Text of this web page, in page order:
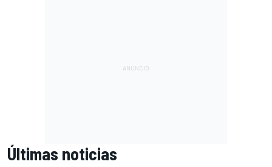
Últimas noticias